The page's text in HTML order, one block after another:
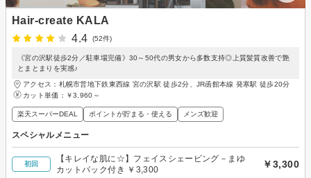
Hair-create KALA
4.4
(52件)
《宮の沢駅徒歩2分／駐車場完備》30～50代の男女から多数支持◎上質髪質改善で艶
とまとまりを実感♪
アクセス：札幌市営地下鉄東西線 宮の沢駅 徒歩2分、JR函館本線 発寒駅 徒歩20分
カット単価： ￥3,960～
楽天スーパーDEAL ポイントが貯まる・使える メンズ歓迎
スペシャルメニュー
初回
【キレイな肌に☆】フェイスシェービング－まゆ
カットパック付き ￥3,300
￥3,300